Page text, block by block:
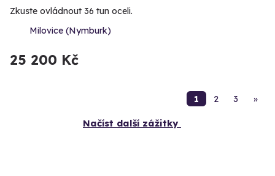
Zkuste ovládnout 36 tun oceli.
Milovice (Nymburk)
25 200 Kč
1 2 3 »
Načíst další zážitky